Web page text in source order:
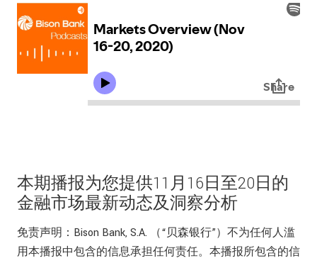
本期播报为您提供11月16日至20日的
金融市场最新动态及洞察分析
免责声明：Bison Bank, S.A. （“贝森银行”）不为任何人滥
用本播报中包含的信息承担任何责任。本播报所包含的信